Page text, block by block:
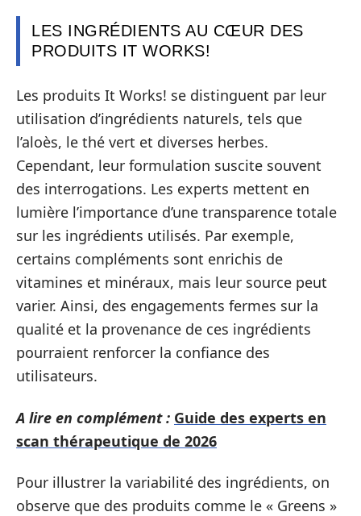
LES INGRÉDIENTS AU CŒUR DES
PRODUITS IT WORKS!
Les produits It Works! se distinguent par leur
utilisation d’ingrédients naturels, tels que
l’aloès, le thé vert et diverses herbes.
Cependant, leur formulation suscite souvent
des interrogations. Les experts mettent en
lumière l’importance d’une transparence totale
sur les ingrédients utilisés. Par exemple,
certains compléments sont enrichis de
vitamines et minéraux, mais leur source peut
varier. Ainsi, des engagements fermes sur la
qualité et la provenance de ces ingrédients
pourraient renforcer la confiance des
utilisateurs.
A lire en complément : Guide des experts en
scan thérapeutique de 2026
Pour illustrer la variabilité des ingrédients, on
observe que des produits comme le « Greens »